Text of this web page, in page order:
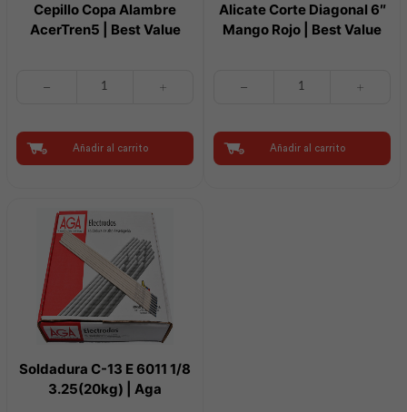
Cepillo Copa Alambre
AcerTren5 | Best Value
AcerTren5
Best
Añadir al carrito
Alicate Corte Diagonal 6″
Mango Rojo | Best Value
6"
Mango
Rojo
Añadir al carrito
Soldadura C-13 E 6011 1/8
3.25(20kg) | Aga